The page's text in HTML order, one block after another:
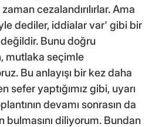
cezalandırılırlar. Ama
dediler, iddialar var' gibi bir
Bunu doğru
mutlaka seçimle
Bu anlayışı bir kez daha
yaptığımız gibi, uyarı
devamı sonrasın da
bulmasını diliyorum. Bundan